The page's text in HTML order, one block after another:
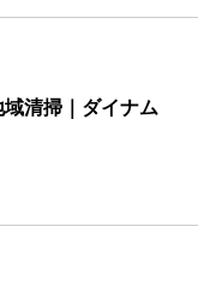
清掃｜ダイナム